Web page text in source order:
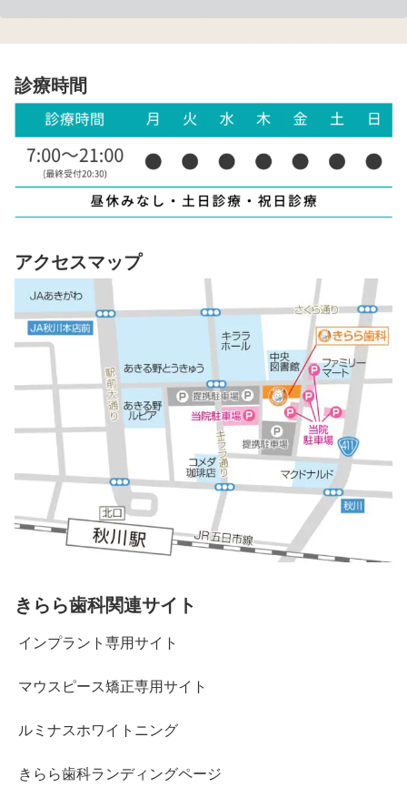
診療時間
アクセスマップ
きらら歯科関連サイト
インプラント専用サイト
マウスピース矯正専用サイト
ルミナスホワイトニング
きらら歯科ランディングページ